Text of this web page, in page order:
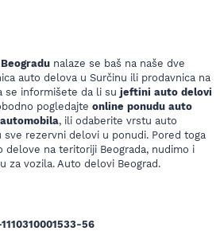
nalaze se baš na naše dve
auto delova u Surčinu ili prodavnica na
se informišete da li su jeftini auto delovi
pogledajte online ponudu auto
, ili odaberite vrstu auto
rezervni delovi u ponudi. Pored toga
delove na teritoriji Beograda, nudimo i
za vozila. Auto delovi Beograd.
56